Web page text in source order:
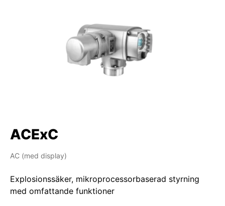
ACExC
AC (med display)
Explosionssäker, mikroprocessorbaserad styrning
med omfattande funktioner